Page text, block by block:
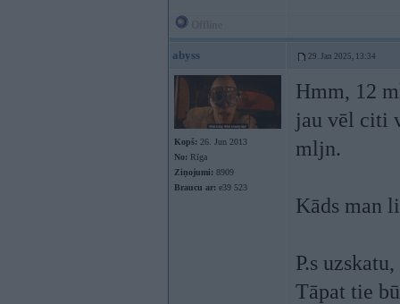
abyss 29. Jan 2025, 13:34
Kopš: 26. Jun 2013
No: Rīga
Ziņojumi: 8909
Braucu ar: e39 523
Hmm, 12
jau vēl citi
mljn.
Kāds man
P.s
Tāpat tie